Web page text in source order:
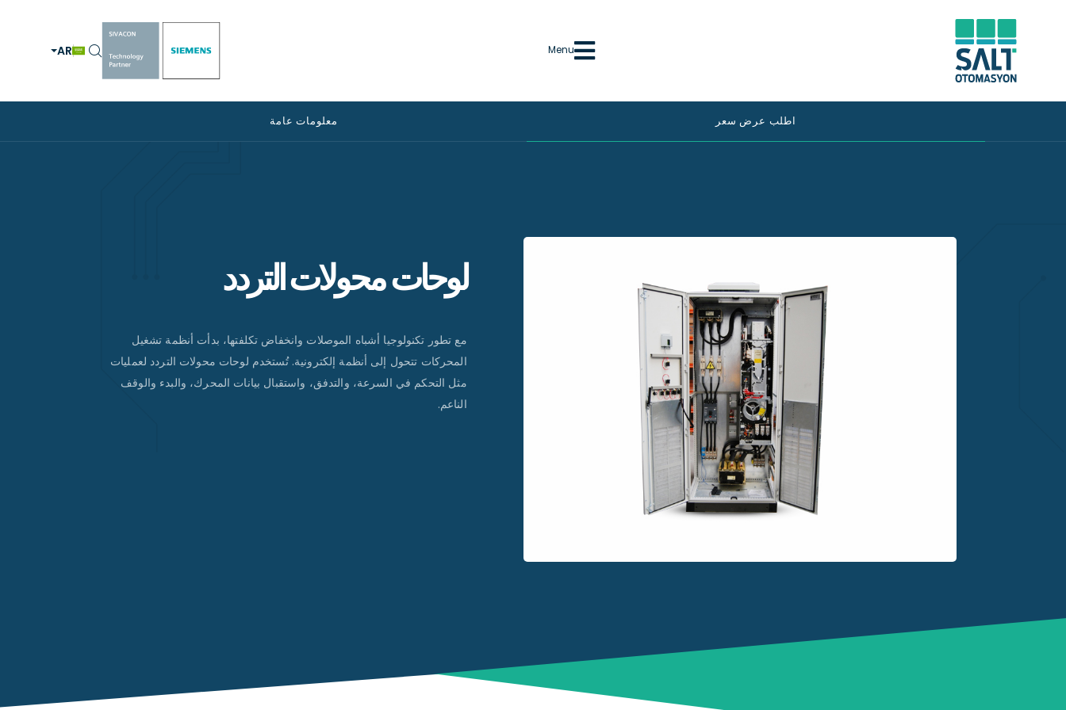
Menu
AR
معلومات عامة اطلب عرض سعر
لوحات محولات التردد
مع تطور تكنولوجيا أشباه الموصلات وانخفاض تكلفتها، بدأت أنظمة تشغيل
المحركات تتحول إلى أنظمة إلكترونية. تُستخدم لوحات محولات التردد لعمليات
مثل التحكم في السرعة، والتدفق، واستقبال بيانات المحرك، والبدء والوقف
الناعم.